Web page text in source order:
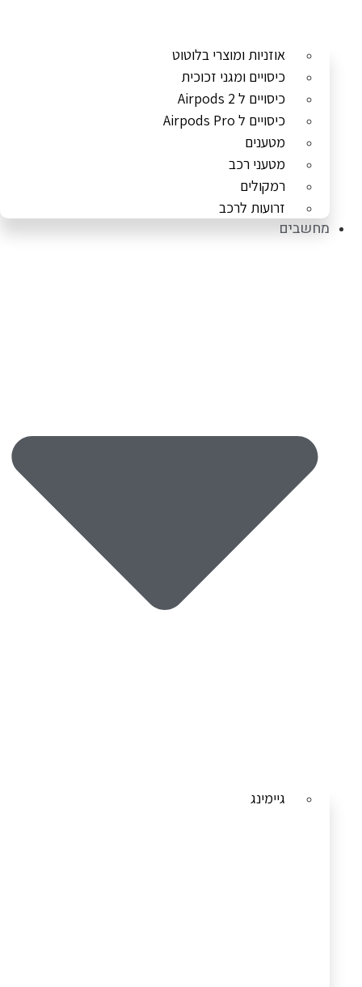
אוזניות ומוצרי בלוטוט
כיסויים ומגני זכוכית
כיסויים ל Airpods 2
כיסויים ל Airpods Pro
מטענים
מטעני רכב
רמקולים
זרועות לרכב
מחשבים
גיימינג